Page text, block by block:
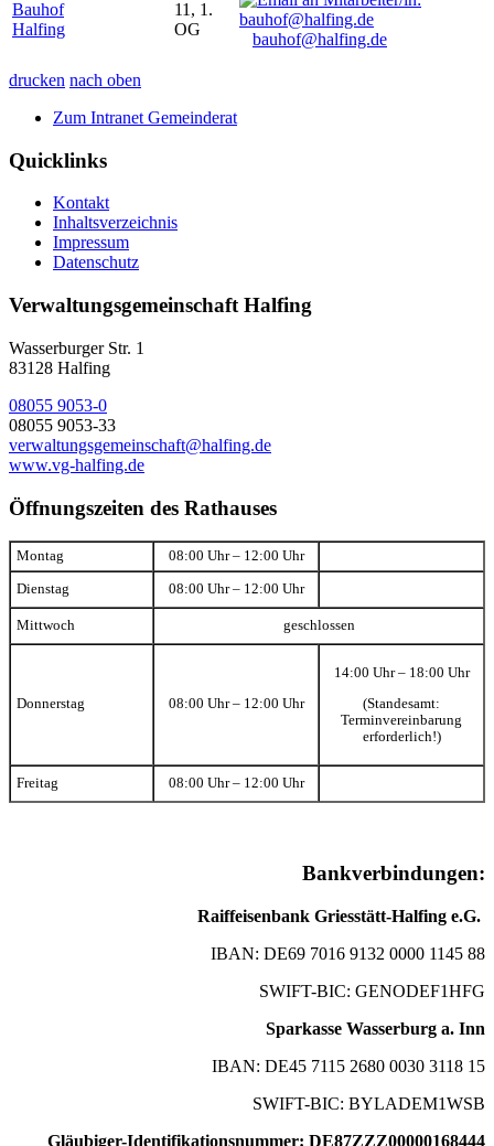
Bauhof
Halfing
11, 1.
OG
bauhof@halfing.de
drucken nach oben
Zum Intranet Gemeinderat
Quicklinks
Kontakt
Inhaltsverzeichnis
Impressum
Datenschutz
Verwaltungsgemeinschaft Halfing
Wasserburger Str. 1
83128 Halfing
08055 9053-0
08055 9053-33
verwaltungsgemeinschaft@halfing.de
www.vg-halfing.de
Öffnungszeiten des Rathauses
Montag 08:00 Uhr – 12:00 Uhr
Dienstag 08:00 Uhr – 12:00 Uhr
Mittwoch geschlossen
Donnerstag 08:00 Uhr – 12:00 Uhr
14:00 Uhr – 18:00 Uhr
(Standesamt:
Terminvereinbarung
erforderlich!)
Freitag 08:00 Uhr – 12:00 Uhr
Bankverbindungen:
Raiffeisenbank Griesstätt-Halfing e.G.
IBAN: DE69 7016 9132 0000 1145 88
SWIFT-BIC: GENODEF1HFG
Sparkasse Wasserburg a. Inn
IBAN: DE45 7115 2680 0030 3118 15
SWIFT-BIC: BYLADEM1WSB
Gläubiger-Identifikationsnummer: DE87ZZZ00000168444